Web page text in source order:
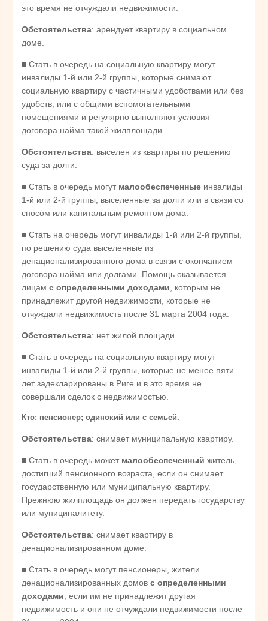
это время не отчуждали недвижимости.
Обстоятельства: арендует квартиру в социальном
доме.
■ Стать в очередь на социальную квартиру могут
инвалиды 1-й или 2-й группы, которые снимают
социальную квартиру с частичными удобствами или без
удобств, или с общими вспомогательными
помещениями и регулярно выполняют условия
договора найма такой жилплощади.
Обстоятельства: выселен из квартиры по решению
суда за долги.
■ Стать в очередь могут малообеспеченные инвалиды
1-й или 2-й группы, выселенные за долги или в связи со
сносом или капитальным ремонтом дома.
■ Стать на очередь могут инвалиды 1-й или 2-й группы,
по решению суда выселенные из
денационализированного дома в связи с окончанием
договора найма или долгами. Помощь оказывается
лицам с определенными доходами , которым не
принадлежит другой недвижимости, которые не
отчуждали недвижимость после 31 марта 2004 года.
Обстоятельства: нет жилой площади.
■ Стать в очередь на социальную квартиру могут
инвалиды 1-й или 2-й группы, которые не менее пяти
лет задекларированы в Риге и в это время не
совершали сделок с недвижимостью.
Кто: пенсионер; одинокий или с семьей.
Обстоятельства: снимает муниципальную квартиру.
■ Стать в очередь может малообеспеченный житель,
достигший пенсионного возраста, если он снимает
государственную или муниципальную квартиру.
Прежнюю жилплощадь он должен передать государству
или муниципалитету.
Обстоятельства: снимает квартиру в
денационализированном доме.
■ Стать в очередь могут пенсионеры, жители
денационализированных домов с определенными
доходами , если им не принадлежит другая
недвижимость и они не отчуждали недвижимости после